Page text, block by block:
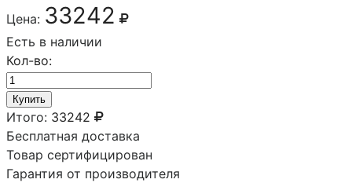
Цена: 33242
Есть в наличии
Кол-во:
Купить
Итого: 33242
Бесплатная доставка
Товар сертифицирован
Гарантия от производителя